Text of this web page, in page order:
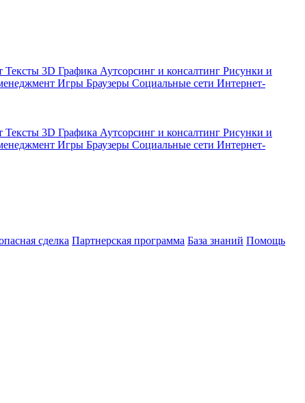
Тексты 3D Графика Аутсорсинг и консалтинг Рисунки и
Игры Браузеры Социальные сети Интернет-
Тексты 3D Графика Аутсорсинг и консалтинг Рисунки и
Игры Браузеры Социальные сети Интернет-
сделка Партнерская программа База знаний Помощь